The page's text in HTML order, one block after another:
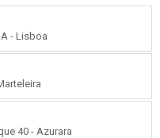
- Lisboa
40 - Azurara